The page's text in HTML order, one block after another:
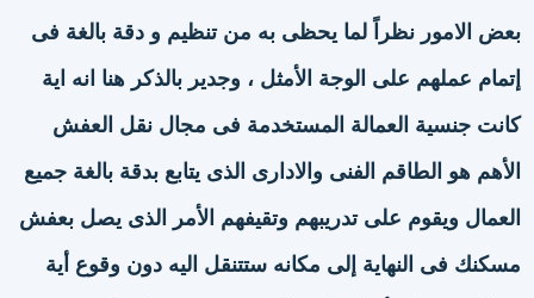
بعض الامور نظراً لما يحظى به من تنظيم و دقة بالغة فى
إتمام عملهم على الوجة الأمثل ، وجدير بالذكر هنا انه اية
كانت جنسية العمالة المستخدمة فى مجال نقل العفش
الأهم هو الطاقم الفنى والادارى الذى يتابع بدقة بالغة جميع
العمال ويقوم على تدريبهم وتقيفهم الأمر الذى يصل بعفش
مسكنك فى النهاية إلى مكانه ستتنقل اليه دون وقوع أية